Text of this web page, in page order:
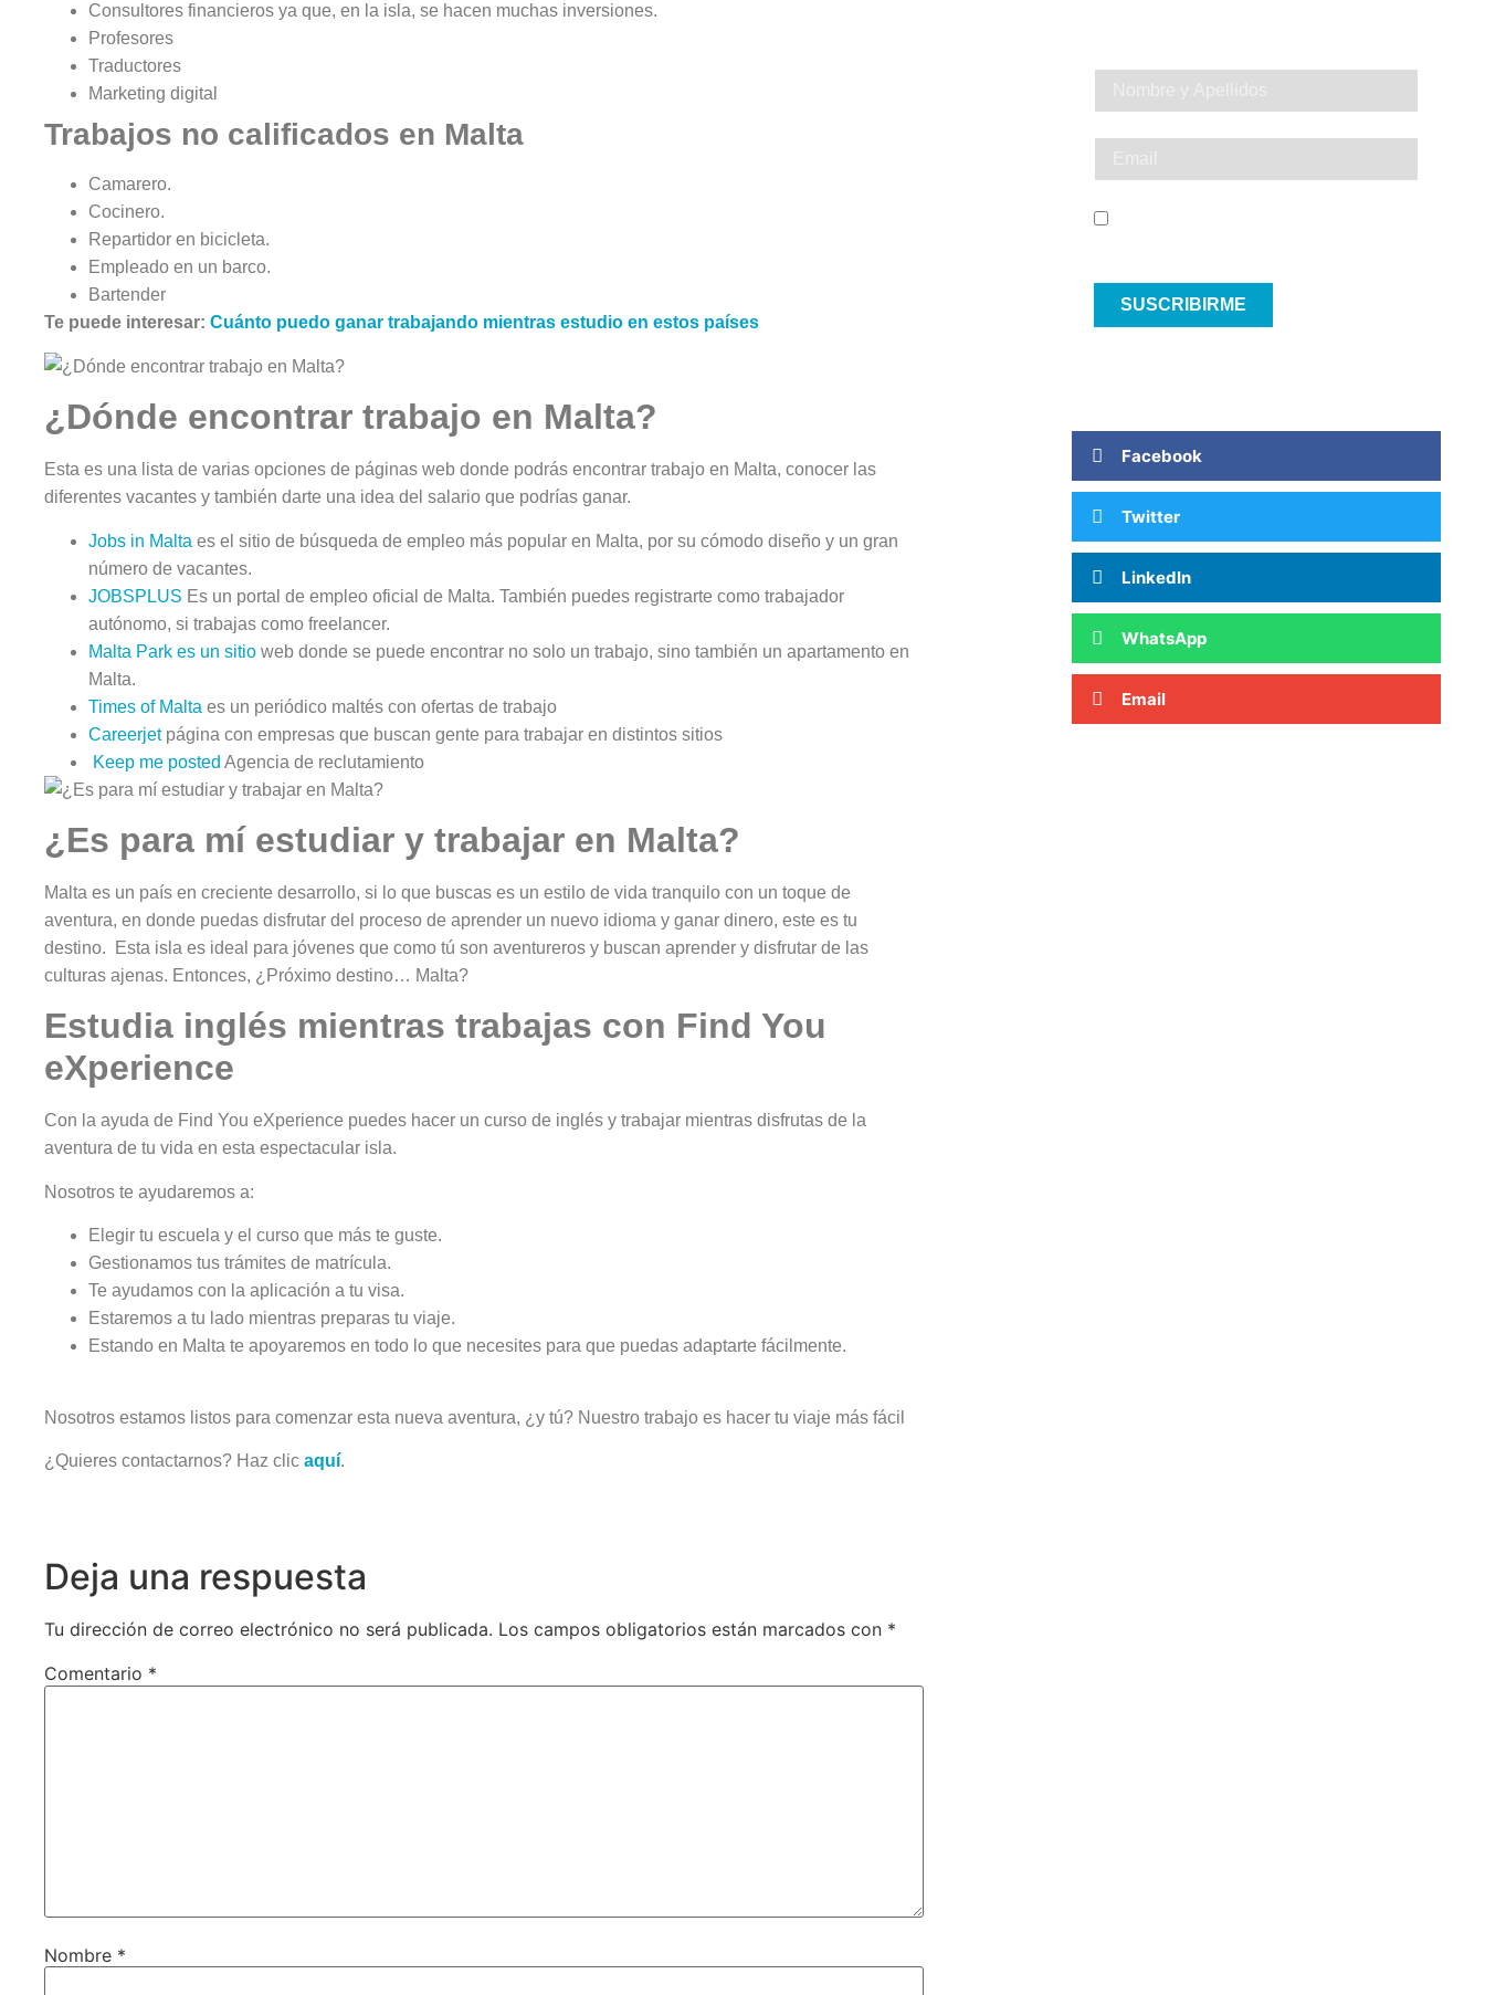
Consultores financieros ya que, en la isla, se hacen muchas inversiones.
Profesores
Traductores
Marketing digital
Trabajos no calificados en Malta
Camarero.
Cocinero.
Repartidor en bicicleta.
Empleado en un barco.
Bartender
Te puede interesar:Cuánto puedo ganar trabajando mientras estudio en estos países
¿Dónde encontrar trabajo en Malta?
Esta es una lista de varias opciones de páginas web donde podrás encontrar trabajo en Malta, conocer las
diferentes vacantes y también darte una idea del salario que podrías ganar.
Jobs in Malta es el sitio de búsqueda de empleo más popular en Malta, por su cómodo diseño y un gran
número de vacantes.
JOBSPLUS Es un portal de empleo oficial de Malta. También puedes registrarte como trabajador
autónomo, si trabajas como freelancer.
Malta Park es un sitio web donde se puede encontrar no solo un trabajo, sino también un apartamento en
Malta.
Times of Malta es un periódico maltés con ofertas de trabajo
Careerjetpágina con empresas que buscan gente para trabajar en distintos sitios
Keep me posted Agencia de reclutamiento
¿Es para mí estudiar y trabajar en Malta?
Malta es un país en creciente desarrollo, si lo que buscas es un estilo de vida tranquilo con un toque de
aventura, en donde puedas disfrutar del proceso de aprender un nuevo idioma y ganar dinero, este es tu
destino. Esta isla es ideal para jóvenes que como tú son aventureros y buscan aprender y disfrutar de las
culturas ajenas. Entonces, ¿Próximo destino… Malta?
Estudia inglés mientras trabajas con Find You
eXperience
Con la ayuda de Find You eXperience puedes hacer un curso de inglés y trabajar mientras disfrutas de la
aventura de tu vida en esta espectacular isla.
Nosotros te ayudaremos a:
Elegir tu escuela y el curso que más te guste.
Gestionamos tus trámites de matrícula.
Te ayudamos con la aplicación a tu visa.
Estaremos a tu lado mientras preparas tu viaje.
Estando en Malta te apoyaremos en todo lo que necesites para que puedas adaptarte fácilmente.
Nosotros estamos listos para comenzar esta nueva aventura, ¿y tú? Nuestro trabajo es hacer tu viaje más fácil
¿Quieres contactarnos? Haz clicaquí.
Deja una respuesta
Tu dirección de correo electrónico no será publicada. Los campos obligatorios están marcados con *
Comentario *
Nombre *
SUSCRIBIRME
Facebook
Twitter
LinkedIn
WhatsApp
Email